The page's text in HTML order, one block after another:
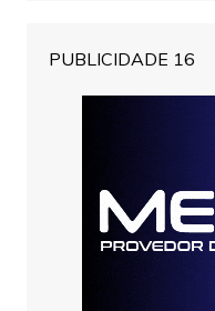
PUBLICIDADE 16